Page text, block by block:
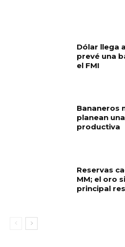
Dólar llega
prevé una
el FMI
Bananeros
planean
productiva
Reservas
MM; el oro
principal